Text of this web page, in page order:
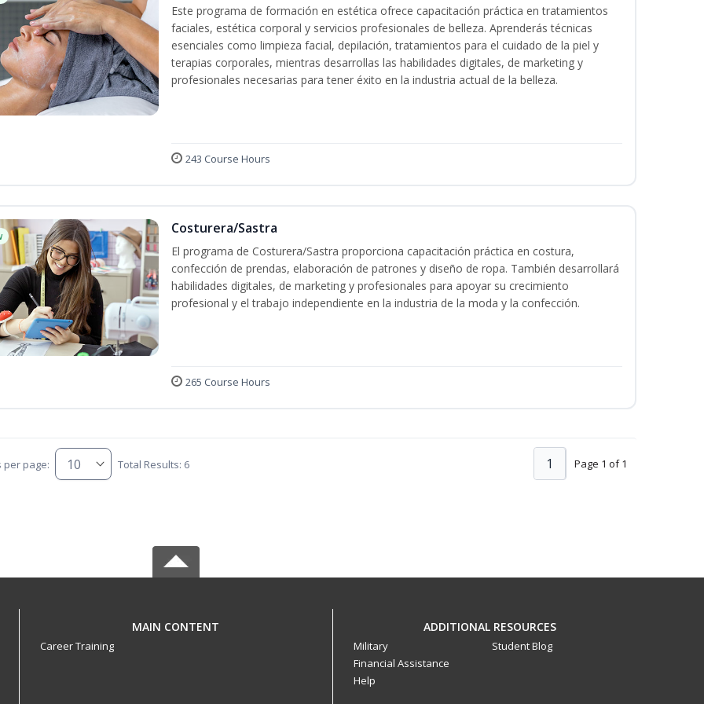
Este programa de formación en estética ofrece capacitación práctica en tratamientos
faciales, estética corporal y servicios profesionales de belleza. Aprenderás técnicas
esenciales como limpieza facial, depilación, tratamientos para el cuidado de la piel y
terapias corporales, mientras desarrollas las habilidades digitales, de marketing y
profesionales necesarias para tener éxito en la industria actual de la belleza.
243 Course Hours
Costurera/Sastra
El programa de Costurera/Sastra proporciona capacitación práctica en costura,
confección de prendas, elaboración de patrones y diseño de ropa. También desarrollará
habilidades digitales, de marketing y profesionales para apoyar su crecimiento
profesional y el trabajo independiente en la industria de la moda y la confección.
265 Course Hours
per page: Total Results: 6 Page 1 of 1
1
MAIN CONTENT
Career Training
ADDITIONAL RESOURCES
Military
Financial Assistance
Help
Student Blog